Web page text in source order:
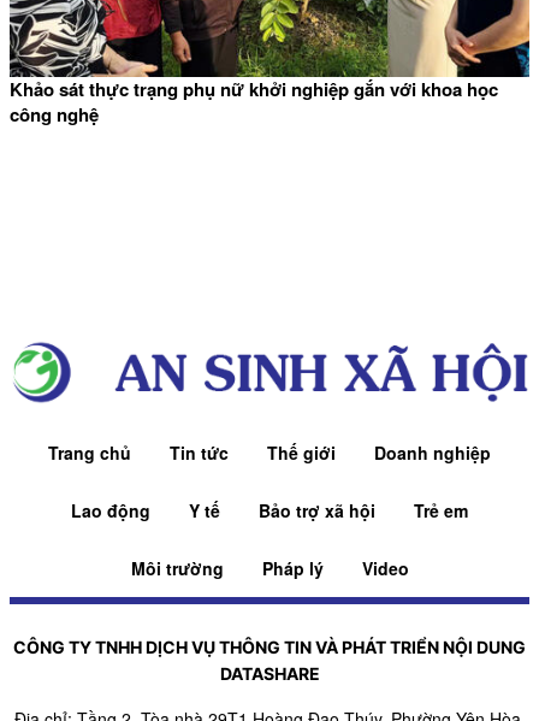
Khảo sát thực trạng phụ nữ khởi nghiệp gắn với khoa học
công nghệ
Trang chủ Tin tức Thế giới Doanh nghiệp
Lao động Y tế Bảo trợ xã hội Trẻ em
Môi trường Pháp lý Video
CÔNG TY TNHH DỊCH VỤ THÔNG TIN VÀ PHÁT TRIỂN NỘI DUNG
DATASHARE